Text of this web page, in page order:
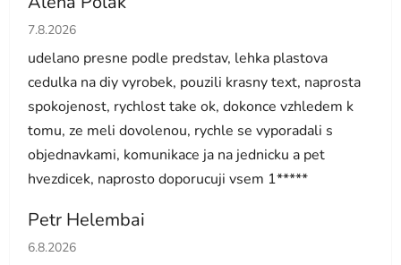
Hodnocení obchodu je 5 z 5 hvězdiček.
7.8.2026
udelano presne podle predstav, lehka plastova
cedulka na diy vyrobek, pouzili krasny text, naprosta
spokojenost, rychlost take ok, dokonce vzhledem k
tomu, ze meli dovolenou, rychle se vyporadali s
objednavkami, komunikace ja na jednicku a pet
hvezdicek, naprosto doporucuji vsem 1*****
Petr Helembai
Hodnocení obchodu je 5 z 5 hvězdiček.
6.8.2026